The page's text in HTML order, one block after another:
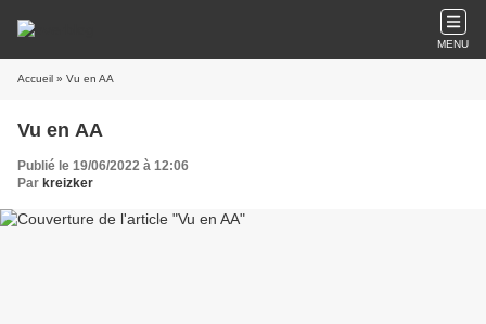
MENU
Accueil » Vu en AA
Vu en AA
Publié le 19/06/2022 à 12:06
Par kreizker